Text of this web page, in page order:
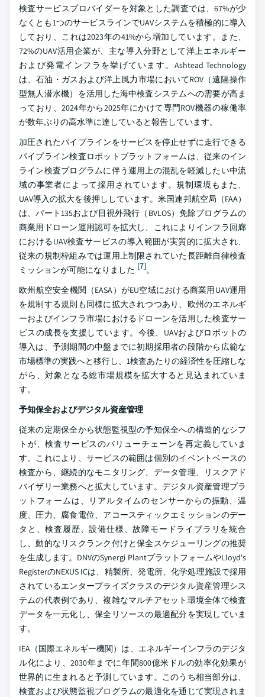
検査サービスプロバイダーを対象とした調査では、67%が少
なくとも1つのサービスラインでUAVシステムを積極的に導入
しており、これは2023年の41%から増加しています。また、
72%のUAV活用企業が、主な導入分野として洋上エネルギー
および発電インフラを挙げています。Ashtead Technology
は、石油・ガスおよび洋上風力市場においてROV（遠隔操作
型無人潜水機）を活用した海中検査システムへの需要が高ま
っており、2024年から2025年にかけて専門ROV機器の稼働率
が数年ぶりの高水準に達していると報告しています。
加圧されたパイプラインをサービスを停止せずに走行できる
パイプライン検査ロボットプラットフォームは、従来のイン
ライン検査プログラムに伴う運用上の混乱を軽減したい中流
域の事業者によって採用されています。規制環境もまた、
UAV導入の拡大を後押ししています。米国連邦航空局（FAA）
は、パート135および目視外飛行（BVLOS）免除プログラムの
商業用ドローン運用認可を拡大し、これによりインフラ回廊
におけるUAV検査サービスの導入範囲が実質的に拡大され、
従来の規制枠組みでは運用上制限されていた長距離自律検査
ミッションが可能になりました [7]。
欧州航空安全機関（EASA）がEU空域における商業用UAV運用
を規制する規則も同様に拡大されつつあり、欧州のエネルギ
ーおよびインフラ市場におけるドローンを活用した検査サー
ビスの成長を支援しています。今後、UAVおよびロボットの
導入は、予測期間の中盤までに初期採用者の段階から広範な
市場標準の実践へと移行し、1検査あたりの経済性を圧縮しな
がら、対象となる総市場規模を拡大すると見込まれていま
す。
予知保全およびデジタル資産管理
従来の定期保全から状態監視型の予知保全への構造的なシフ
トが、検査サービスのバリューチェーンを再定義していま
す。これにより、サービスの範囲は個別のイベントベースの
検査から、継続的なモニタリング、データ管理、リスクアド
バイザリー業務へと拡大しています。デジタル資産管理プラ
ットフォームは、リアルタイムのセンサーからの振動、温
度、圧力、腐食電位、アコースティックエミッションのデー
タと、検査履歴、設備仕様、故障モードライブラリを統合
し、動的なリスクランク付けと保全スケジューリングの推奨
を生成します。DNVのSynergi PlantプラットフォームやLloyd's
RegisterのNEXUS ICは、精製所、発電所、化学処理施設で採用
されているエンタープライズクラスのデジタル資産管理シス
テムの代表例であり、複雑なマルチアセット環境全体で検査
データを一元化し、保全リソースの最適配分を実現していま
す。
IEA（国際エネルギー機関）は、エネルギーインフラのデジタ
ル化により、2030年までに年間800億米ドルの効率化効果が
世界的に生まれると予測しています。このうち相当部分は、
検査および状態監視プログラムの最適化を通じて実現されま